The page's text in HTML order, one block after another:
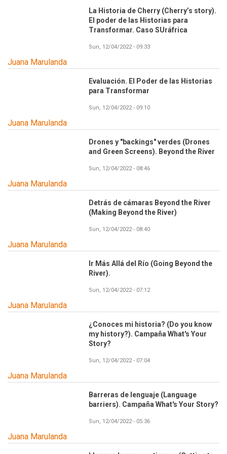
La Historia de Cherry (Cherry’s story).
El poder de las Historias para
Transformar. Caso SUráfrica
Sun, 12/04/2022 - 09:33
Juana Marulanda
Evaluación. El Poder de las Historias
para Transformar
Sun, 12/04/2022 - 09:10
Juana Marulanda
Drones y "backings" verdes (Drones
and Green Screens). Beyond the River
Sun, 12/04/2022 - 08:46
Juana Marulanda
Detrás de cámaras Beyond the River
(Making Beyond the River)
Sun, 12/04/2022 - 08:40
Juana Marulanda
Ir Más Allá del Río (Going Beyond the
River).
Sun, 12/04/2022 - 07:12
Juana Marulanda
¿Conoces mi historia? (Do you know
my history?). Campaña What's Your
Story?
Sun, 12/04/2022 - 07:04
Juana Marulanda
Barreras de lenguaje (Language
barriers). Campaña What's Your Story?
Sun, 12/04/2022 - 05:36
Juana Marulanda